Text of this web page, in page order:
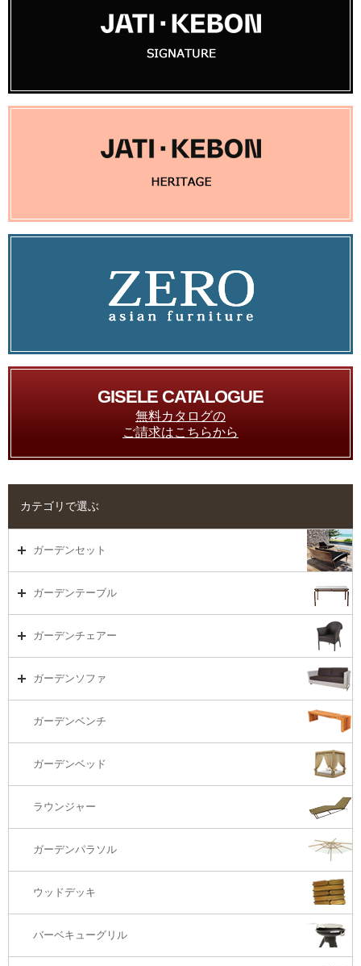
GISELE CATALOGUE
無料カタログの
ご請求はこちらから
カテゴリで選ぶ
ガーデンセット
ガーデンセット（海外在庫）
ラウンジ・ベッド
ガーデンテーブル
ガーデンテーブルTOP
コーヒーテーブル
カウンター・バーテーブル
ガーデンチェアー
ガーデンチェアーTOP
カウンター・バーチェアー
ガーデンソファ
ガーデンソファTOP
3Sソファ
オットマン・スツール
ガーデンベンチ
ガーデンベッド
ラウンジャー
ガーデンパラソル
ウッドデッキ
バーベキューグリル